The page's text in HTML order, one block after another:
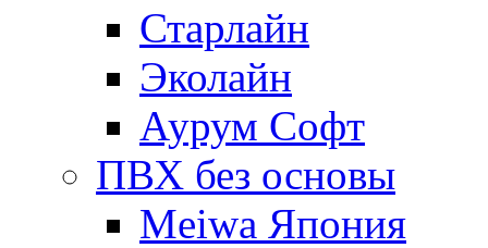
Старлайн
Эколайн
Аурум Софт
ПВХ без основы
Meiwa Япония